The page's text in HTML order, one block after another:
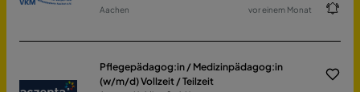
Aachen
vor einem Monat
Pflegepädagog:in / Medizinpädagog:in
(w/m/d) Vollzeit / Teilzeit